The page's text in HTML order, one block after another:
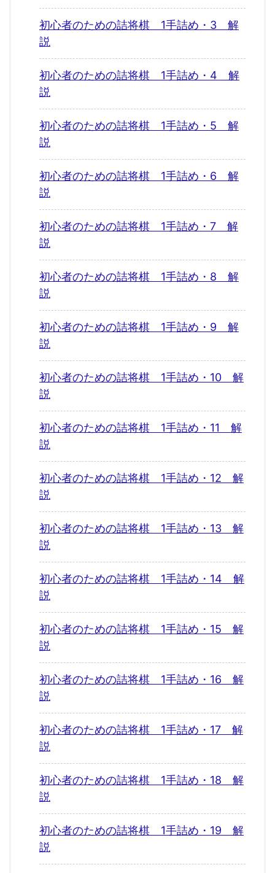
初心者のための詰将棋 1手詰め・3 解
説
初心者のための詰将棋 1手詰め・4 解
説
初心者のための詰将棋 1手詰め・5 解
説
初心者のための詰将棋 1手詰め・6 解
説
初心者のための詰将棋 1手詰め・7 解
説
初心者のための詰将棋 1手詰め・8 解
説
初心者のための詰将棋 1手詰め・9 解
説
初心者のための詰将棋 1手詰め・10 解
説
初心者のための詰将棋 1手詰め・11 解
説
初心者のための詰将棋 1手詰め・12 解
説
初心者のための詰将棋 1手詰め・13 解
説
初心者のための詰将棋 1手詰め・14 解
説
初心者のための詰将棋 1手詰め・15 解
説
初心者のための詰将棋 1手詰め・16 解
説
初心者のための詰将棋 1手詰め・17 解
説
初心者のための詰将棋 1手詰め・18 解
説
初心者のための詰将棋 1手詰め・19 解
説